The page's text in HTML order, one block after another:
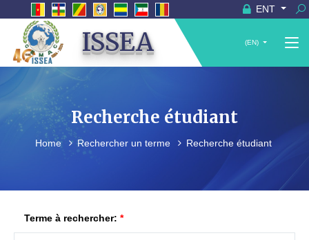
ENT
ISSEA (EN)
Recherche étudiant
Home Rechercher un terme Recherche étudiant
Terme à rechercher: